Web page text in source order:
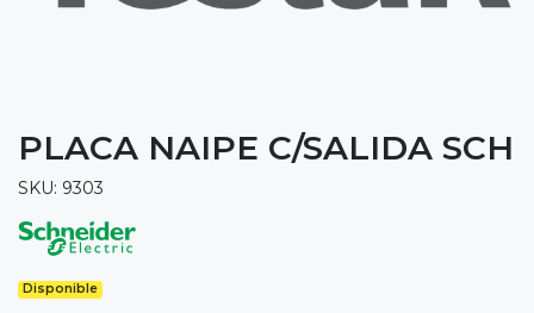
PLACA NAIPE C/SALIDA SCH
SKU: 9303
Disponible